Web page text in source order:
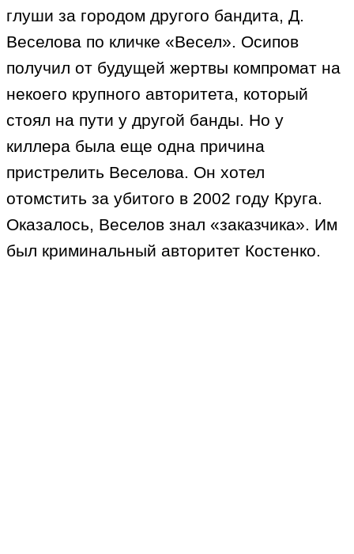
глуши за городом другого бандита, Д.
Веселова по кличке «Весел». Осипов
получил от будущей жертвы компромат на
некоего крупного авторитета, который
стоял на пути у другой банды. Но у
киллера была еще одна причина
пристрелить Веселова. Он хотел
отомстить за убитого в 2002 году Круга.
Оказалось, Веселов знал «заказчика». Им
был криминальный авторитет Костенко.